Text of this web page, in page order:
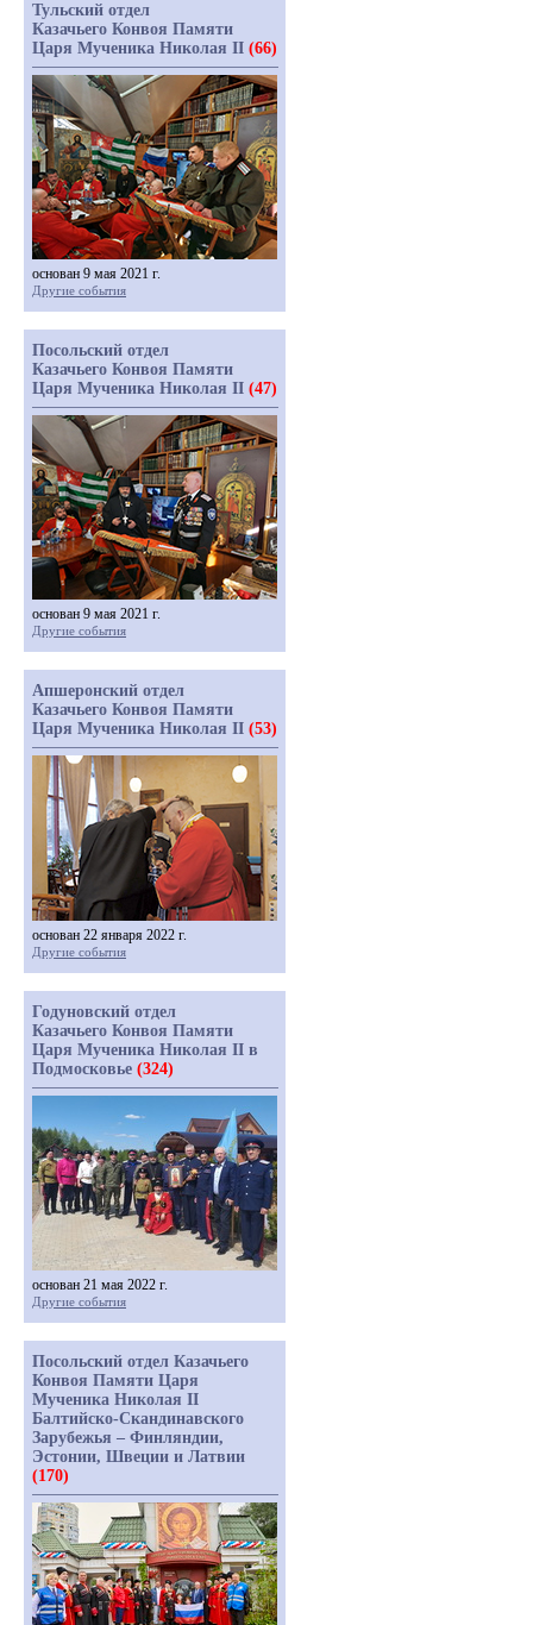
Тульский отдел
Казачьего Конвоя Памяти
Царя Мученика Николая II (66)
основан 9 мая 2021 г.
Другие события
Посольский отдел
Казачьего Конвоя Памяти
Царя Мученика Николая II (47)
основан 9 мая 2021 г.
Другие события
Апшеронский отдел
Казачьего Конвоя Памяти
Царя Мученика Николая II (53)
основан 22 января 2022 г.
Другие события
Годуновский отдел
Казачьего Конвоя Памяти
Царя Мученика Николая II в
Подмосковье (324)
основан 21 мая 2022 г.
Другие события
Посольский отдел Казачьего
Конвоя Памяти Царя
Мученика Николая II
Балтийско-Скандинавского
Зарубежья – Финляндии,
Эстонии, Швеции и Латвии
(170)